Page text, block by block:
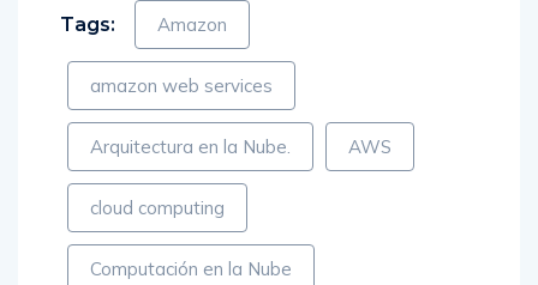
Tags: Amazon
amazon web services
Arquitectura en la Nube. AWS
cloud computing
Computación en la Nube